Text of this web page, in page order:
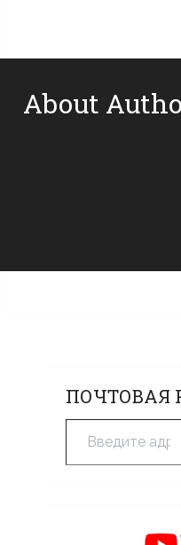
About
ПОЧТОВАЯ
Введите адрес электронной почты…